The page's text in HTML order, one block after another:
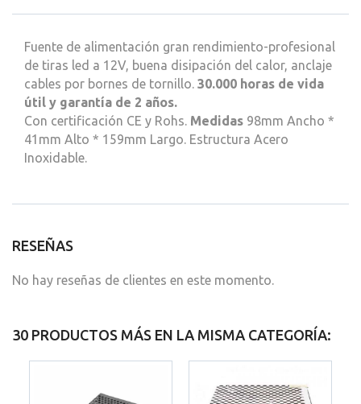
Fuente de alimentación gran rendimiento-profesional
de tiras led a 12V, buena disipación del calor, anclaje
cables por bornes de tornillo. 30.000 horas de vida
útil y garantía de 2 años.
Con certificación CE y Rohs. Medidas 98mm Ancho *
41mm Alto * 159mm Largo. Estructura Acero
Inoxidable.
RESEÑAS
No hay reseñas de clientes en este momento.
30 PRODUCTOS MÁS EN LA MISMA CATEGORÍA: